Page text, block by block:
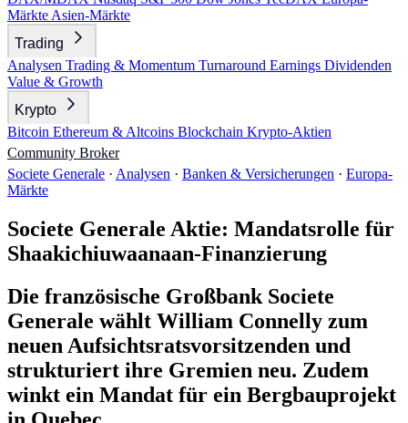
Märkte Asien-Märkte
Trading
Analysen Trading & Momentum Turnaround Earnings Dividenden
Value & Growth
Krypto
Bitcoin Ethereum & Altcoins Blockchain Krypto-Aktien
Community Broker
Societe Generale · Analysen · Banken & Versicherungen · Europa-
Märkte
Societe Generale Aktie: Mandatsrolle für
Shaakichiuwaanaan-Finanzierung
Die französische Großbank Societe
Generale wählt William Connelly zum
neuen Aufsichtsratsvorsitzenden und
strukturiert ihre Gremien neu. Zudem
winkt ein Mandat für ein Bergbauprojekt